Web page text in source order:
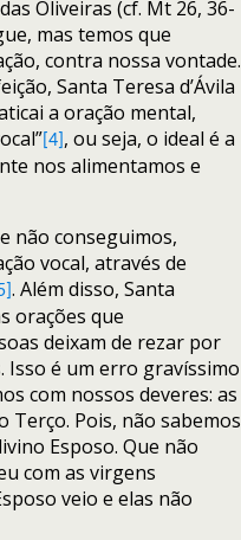
Oliveiras (cf. Mt 26, 36-
mas temos que
contra nossa vontade.
Santa Teresa d’Ávila
a oração mental,
[4] , ou seja, o ideal é a
nos alimentamos e
não conseguimos,
vocal, através de
. Além disso, Santa
orações que
deixam de rezar por
Isso é um erro gravíssimo
com nossos deveres: as
Terço. Pois, não sabemos
Esposo. Que não
com as virgens
veio e elas não